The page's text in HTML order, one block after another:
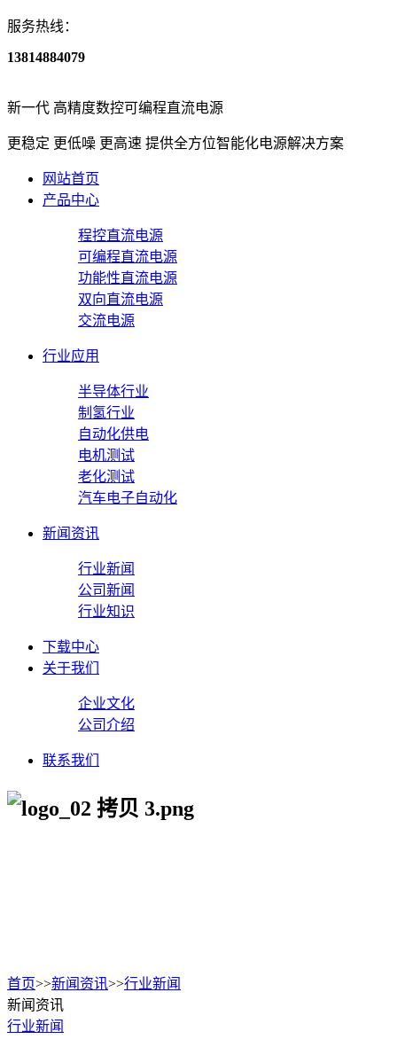
服务热线：
13814884079
新一代 高精度数控可编程直流电源
更稳定 更低噪 更高速 提供全方位智能化电源解决方案
网站首页
产品中心
程控直流电源
可编程直流电源
功能性直流电源
双向直流电源
交流电源
行业应用
半导体行业
制氢行业
自动化供电
电机测试
老化测试
汽车电子自动化
新闻资讯
行业新闻
公司新闻
行业知识
下载中心
关于我们
企业文化
公司介绍
联系我们
首页>>新闻资讯>>行业新闻
新闻资讯
行业新闻